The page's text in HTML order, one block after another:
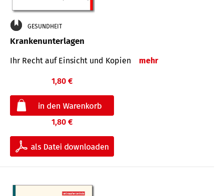
GESUNDHEIT
Krankenunterlagen
Ihr Recht auf Einsicht und Kopien mehr
1,80 €
1,80 €